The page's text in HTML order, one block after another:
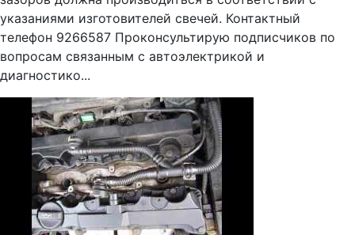
указаниями изготовителей свечей. Контактный
телефон 9266587 Проконсультирую подписчиков по
вопросам связанным с автоэлектрикой и
диагностико...